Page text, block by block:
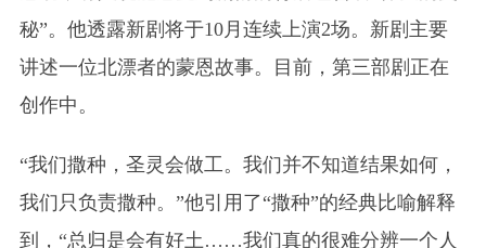
秘”。他透露新剧 将于10月连续上演2场。新剧主要
讲述一位北漂者的蒙恩故事。目前，第三部剧正在
创作中。
“我们撒种，圣灵会做工。我们并不知道结果如何，
我们只负责撒种。”他引用了“撒种”的经典比喻解释
到，“总归是会有好土……我们真的很难分辨一个人